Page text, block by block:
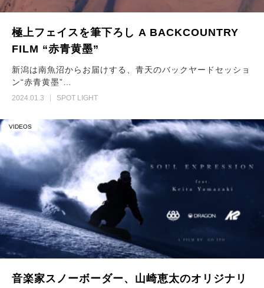
極上フェイスを筆下ろし A BACKCOUNTRY
FILM “赤青黄墨”
新潟は南魚沼からお届けする、青天のバックヤードセッショ
ン“赤青黄墨”…
2024.01.3 SPOT LIGHT
VIDEOS
音楽家スノーボーダー、山崎恵太のオリジナリ